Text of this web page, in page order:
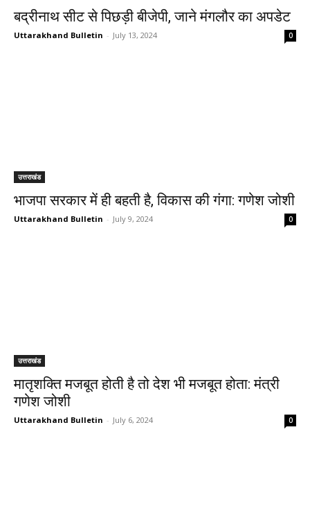
बद्रीनाथ सीट से पिछड़ी बीजेपी, जाने मंगलौर का अपडेट
Uttarakhand Bulletin - July 13, 2024 0
उत्तराखंड
भाजपा सरकार में ही बहती है, विकास की गंगा: गणेश जोशी
Uttarakhand Bulletin - July 9, 2024 0
उत्तराखंड
मातृशक्ति मजबूत होती है तो देश भी मजबूत होता: मंत्री
गणेश जोशी
Uttarakhand Bulletin - July 6, 2024 0